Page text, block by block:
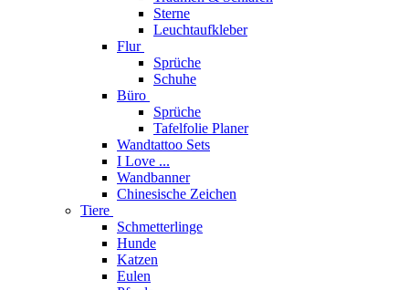
Sterne
Leuchtaufkleber
Flur
Sprüche
Schuhe
Büro
Sprüche
Tafelfolie Planer
Wandtattoo Sets
I Love ...
Wandbanner
Chinesische Zeichen
Tiere
Schmetterlinge
Hunde
Katzen
Eulen